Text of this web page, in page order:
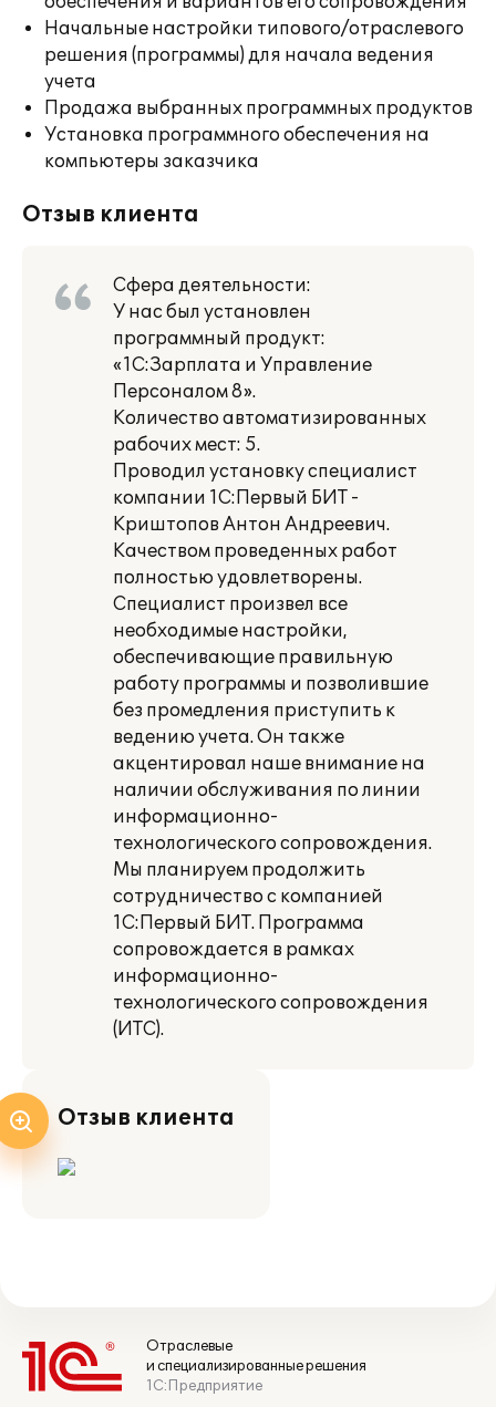
Начальные настройки типового/отраслевого
решения (программы) для начала ведения
учета
Продажа выбранных программных продуктов
Установка программного обеспечения на
компьютеры заказчика
Отзыв клиента
Сфера деятельности:
У нас был установлен
программный продукт:
«1С:Зарплата и Управление
Персоналом 8».
Количество автоматизированных
рабочих мест: 5.
Проводил установку специалист
компании 1С:Первый БИТ -
Криштопов Антон Андреевич.
Качеством проведенных работ
полностью удовлетворены.
Специалист произвел все
необходимые настройки,
обеспечивающие правильную
работу программы и позволившие
без промедления приступить к
ведению учета. Он также
акцентировал наше внимание на
наличии обслуживания по линии
информационно-
технологического сопровождения.
Мы планируем продолжить
сотрудничество с компанией
1С:Первый БИТ. Программа
сопровождается в рамках
информационно-
технологического сопровождения
(ИТС).
Отзыв клиента
Отраслевые
и специализированные решения
1С:Предприятие